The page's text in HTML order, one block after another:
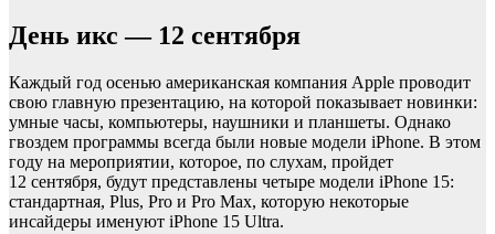
День икс — 12 сентября
Каждый год осенью американская компания Apple проводит
свою главную презентацию, на которой показывает новинки:
умные часы, компьютеры, наушники и планшеты. Однако
гвоздем программы всегда были новые модели iPhone. В этом
году на мероприятии, которое, по слухам, пройдет
12 сентября, будут представлены четыре модели iPhone 15:
стандартная, Plus, Pro и Pro Max, которую некоторые
инсайдеры именуют iPhone 15 Ultra.